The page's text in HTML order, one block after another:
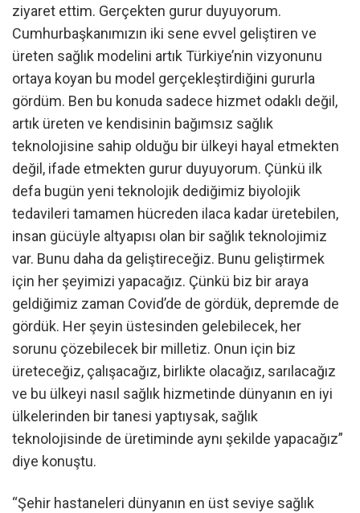
ziyaret ettim. Gerçekten gurur duyuyorum.
Cumhurbaşkanımızın iki sene evvel geliştiren ve
üreten sağlık modelini artık Türkiye’nin vizyonunu
ortaya koyan bu model gerçekleştirdiğini gururla
gördüm. Ben bu konuda sadece hizmet odaklı değil,
artık üreten ve kendisinin bağımsız sağlık
teknolojisine sahip olduğu bir ülkeyi hayal etmekten
değil, ifade etmekten gurur duyuyorum. Çünkü ilk
defa bugün yeni teknolojik dediğimiz biyolojik
tedavileri tamamen hücreden ilaca kadar üretebilen,
insan gücüyle altyapısı olan bir sağlık teknolojimiz
var. Bunu daha da geliştireceğiz. Bunu geliştirmek
için her şeyimizi yapacağız. Çünkü biz bir araya
geldiğimiz zaman Covid’de de gördük, depremde de
gördük. Her şeyin üstesinden gelebilecek, her
sorunu çözebilecek bir milletiz. Onun için biz
üreteceğiz, çalışacağız, birlikte olacağız, sarılacağız
ve bu ülkeyi nasıl sağlık hizmetinde dünyanın en iyi
ülkelerinden bir tanesi yaptıysak, sağlık
teknolojisinde de üretiminde aynı şekilde yapacağız”
diye konuştu.
“Şehir hastaneleri dünyanın en üst seviye sağlık